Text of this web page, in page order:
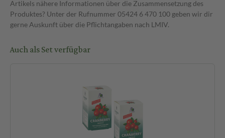
Artikels nähere Informationen über die Zusammensetzung des
Produktes? Unter der Rufnummer 05424 6 470 100 geben wir dir
gerne Auskunft über die Pflichtangaben nach LMIV.
Auch als Set verfügbar